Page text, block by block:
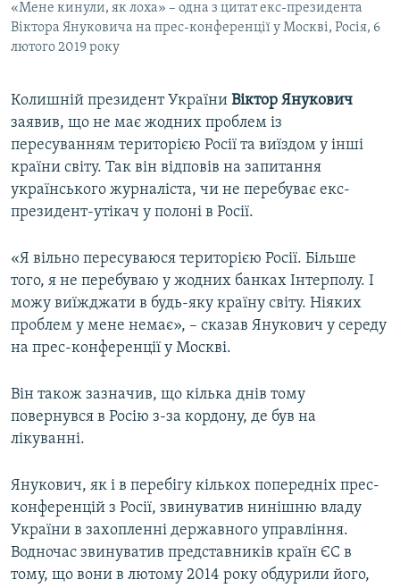
ІНФОГРАФІКА
ДОЛУЧАЙСЯ!
Усі сайти RFE/RL
«Мене кинули, як лоха» – одна з цитат екс-президента
Віктора Януковича на прес-конференції у Москві, Росія, 6
лютого 2019 року
Колишній президент України Віктор Янукович
заявив, що не має жодних проблем із
пересуванням територією Росії та виїздом у інші
країни світу. Так він відповів на запитання
українського журналіста, чи не перебуває екс-
президент-утікач у полоні в Росії.
«Я вільно пересуваюся територією Росії. Більше
того, я не перебуваю у жодних банках Інтерполу. І
можу виїжджати в будь-яку країну світу. Ніяких
проблем у мене немає», – сказав Янукович у середу
на прес-конференції у Москві.
Він також зазначив, що кілька днів тому
повернувся в Росію з-за кордону, де був на
лікуванні.
Янукович, як і в перебігу кількох попередніх прес-
конференцій з Росії, звинуватив нинішню владу
України в захопленні державного управління.
Водночас звинуватив представників країн ЄС в
тому, що вони в лютому 2014 року обдурили його,